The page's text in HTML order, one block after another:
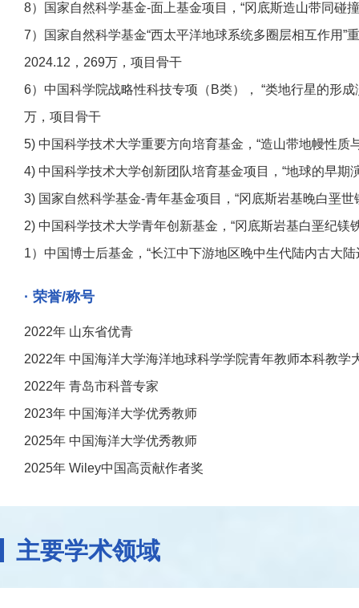
8）国家自然科学基金-面上基金项目，“冈底斯造山带同碰
7）国家自然科学基金“西太平洋地球系统多圈层相互作用”
2024.12，269万，项目骨干
6）中国科学院战略性科技专项（B类）， “类地行星的形
万，项目骨干
5) 中国科学技术大学重要方向培育基金，“造山带地幔性
4) 中国科学技术大学创新团队培育基金项目，“地球的早
3) 国家自然科学基金-青年基金项目，“冈底斯岩基晚白垩
2) 中国科学技术大学青年创新基金，“冈底斯岩基白垩纪
1）中国博士后基金，“长江中下游地区晚中生代陆内古大
· 荣誉/称号
2022年 山东省优青
2022年 中国海洋大学海洋地球科学学院青年教师本科教学
2022年 青岛市科普专家
2023年 中国海洋大学优秀教师
2025年 中国海洋大学优秀教师
2025年 Wiley中国高贡献作者奖
主要学术领域